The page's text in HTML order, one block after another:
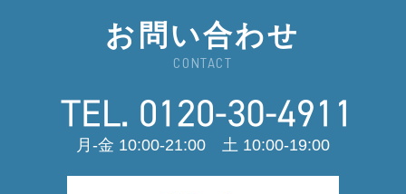
お問い合わせ
CONTACT
月-金 10:00-21:00 土 10:00-19:00